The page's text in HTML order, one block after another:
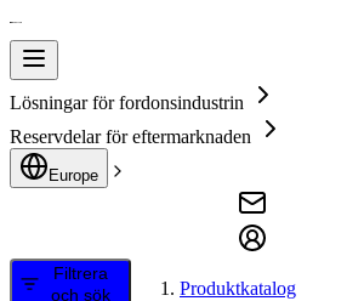
Lösningar för fordonsindustrin
Reservdelar för eftermarknaden
Europe
Filtrera
och sök
Produktkatalog